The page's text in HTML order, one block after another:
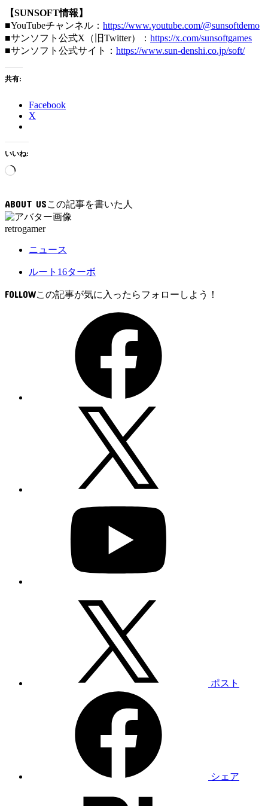
【SUNSOFT情報】
■YouTubeチャンネル： https://www.youtube.com/@sunsoftdemo
■サンソフト公式X（旧Twitter）： https://x.com/sunsoftgames
■サンソフト公式サイト： https://www.sun-denshi.co.jp/soft/
共有:
Facebook
X
いいね:
読
み
中…
ABOUT US
retrogamer
ニュース
ルート16ターボ
FOLLOW
ポスト
シェア